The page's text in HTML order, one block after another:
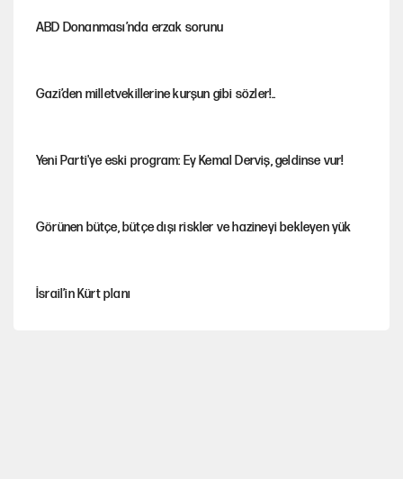
ABD Donanması’nda erzak sorunu
Gazi’den milletvekillerine kurşun gibi sözler!..
Yeni Parti'ye eski program: Ey Kemal Derviş, geldinse vur!
Görünen bütçe, bütçe dışı riskler ve hazineyi bekleyen yük
İsrail’in Kürt planı